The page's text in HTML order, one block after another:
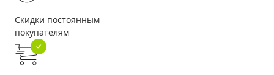
Скидки постоянным
покупателям